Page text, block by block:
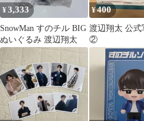
¥3,333
SnowMan すのチル BIG
ぬいぐるみ 渡辺翔太
¥400
渡辺翔太 公式
②